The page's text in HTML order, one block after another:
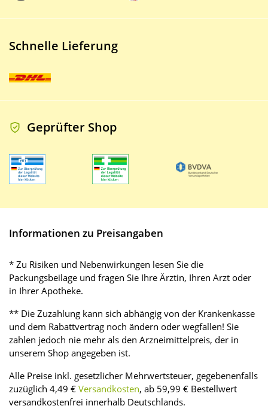
Schnelle Lieferung
Geprüfter Shop
Informationen zu Preisangaben
* Zu Risiken und Nebenwirkungen lesen Sie die
Packungsbeilage und fragen Sie Ihre Ärztin, Ihren Arzt oder
in Ihrer Apotheke.
** Die Zuzahlung kann sich abhängig von der Krankenkasse
und dem Rabattvertrag noch ändern oder wegfallen! Sie
zahlen jedoch nie mehr als den Arzneimittelpreis, der in
unserem Shop angegeben ist.
Alle Preise inkl. gesetzlicher Mehrwertsteuer, gegebenenfalls
zuzüglich 4,49 € Versandkosten, ab 59,99 € Bestellwert
versandkostenfrei innerhalb Deutschlands.